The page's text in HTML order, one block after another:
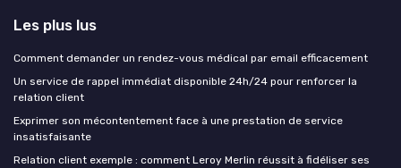
Les plus lus
Comment demander un rendez-vous médical par email efficacement
Un service de rappel immédiat disponible 24h/24 pour renforcer la
relation client
Exprimer son mécontentement face à une prestation de service
insatisfaisante
Relation client exemple : comment Leroy Merlin réussit à fidéliser ses